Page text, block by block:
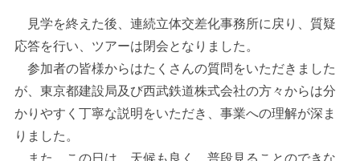
見学を終えた後、連続立体交差化事務所に戻り、質疑
応答を行い、ツアーは閉会となりました。
参加者の皆様からはたくさんの質問をいただきました
が、東京都建設局及び西武鉄道株式会社の方々からは分
かりやすく丁寧な説明をいただき、事業への理解が深ま
りました。
また、この日は、天候も良く、普段見ることのできな